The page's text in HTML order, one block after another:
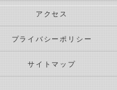
アクセス
プライバシーポリシー
サイトマップ